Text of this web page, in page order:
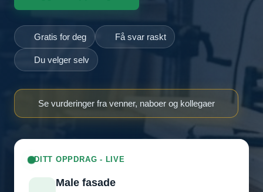
Gratis for deg Få svar raskt
Du velger selv
Se vurderinger fra venner, naboer og kollegaer
DITT OPPDRAG - LIVE
Male fasade